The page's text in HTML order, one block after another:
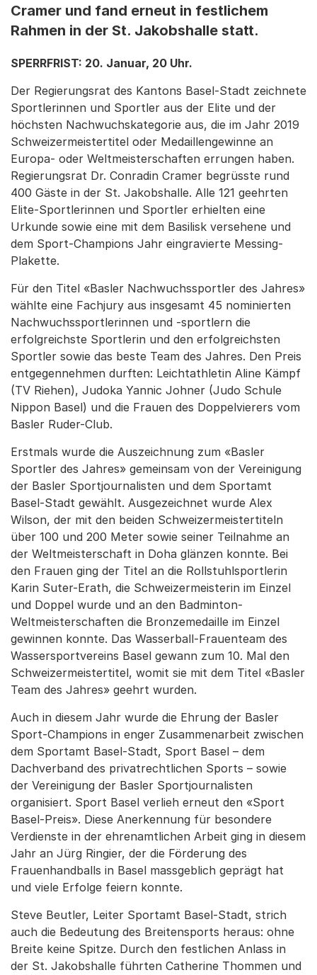
Cramer und fand erneut in festlichem
Rahmen in der St. Jakobshalle statt.
SPERRFRIST: 20. Januar, 20 Uhr.
Der Regierungsrat des Kantons Basel-Stadt zeichnete
Sportlerinnen und Sportler aus der Elite und der
höchsten Nachwuchskategorie aus, die im Jahr 2019
Schweizermeistertitel oder Medaillengewinne an
Europa- oder Weltmeisterschaften errungen haben.
Regierungsrat Dr. Conradin Cramer begrüsste rund
400 Gäste in der St. Jakobshalle. Alle 121 geehrten
Elite-Sportlerinnen und Sportler erhielten eine
Urkunde sowie eine mit dem Basilisk versehene und
dem Sport-Champions Jahr eingravierte Messing-
Plakette.
Für den Titel «Basler Nachwuchssportler des Jahres»
wählte eine Fachjury aus insgesamt 45 nominierten
Nachwuchssportlerinnen und -sportlern die
erfolgreichste Sportlerin und den erfolgreichsten
Sportler sowie das beste Team des Jahres. Den Preis
entgegennehmen durften: Leichtathletin Aline Kämpf
(TV Riehen), Judoka Yannic Johner (Judo Schule
Nippon Basel) und die Frauen des Doppelvierers vom
Basler Ruder-Club.
Erstmals wurde die Auszeichnung zum «Basler
Sportler des Jahres» gemeinsam von der Vereinigung
der Basler Sportjournalisten und dem Sportamt
Basel-Stadt gewählt. Ausgezeichnet wurde Alex
Wilson, der mit den beiden Schweizermeistertiteln
über 100 und 200 Meter sowie seiner Teilnahme an
der Weltmeisterschaft in Doha glänzen konnte. Bei
den Frauen ging der Titel an die Rollstuhlsportlerin
Karin Suter-Erath, die Schweizermeisterin im Einzel
und Doppel wurde und an den Badminton-
Weltmeisterschaften die Bronzemedaille im Einzel
gewinnen konnte. Das Wasserball-Frauenteam des
Wassersportvereins Basel gewann zum 10. Mal den
Schweizermeistertitel, womit sie mit dem Titel «Basler
Team des Jahres» geehrt wurden.
Auch in diesem Jahr wurde die Ehrung der Basler
Sport-Champions in enger Zusammenarbeit zwischen
dem Sportamt Basel-Stadt, Sport Basel – dem
Dachverband des privatrechtlichen Sports – sowie
der Vereinigung der Basler Sportjournalisten
organisiert. Sport Basel verlieh erneut den «Sport
Basel-Preis». Diese Anerkennung für besondere
Verdienste in der ehrenamtlichen Arbeit ging in diesem
Jahr an Jürg Ringier, der die Förderung des
Frauenhandballs in Basel massgeblich geprägt hat
und viele Erfolge feiern konnte.
Steve Beutler, Leiter Sportamt Basel-Stadt, strich
auch die Bedeutung des Breitensports heraus: ohne
Breite keine Spitze. Durch den festlichen Anlass in
der St. Jakobshalle führten Catherine Thommen und